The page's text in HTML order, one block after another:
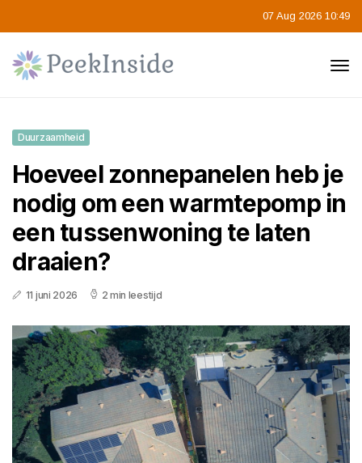
07 Aug 2026 10:49
Duurzaamheid
Hoeveel zonnepanelen heb je
nodig om een warmtepomp in
een tussenwoning te laten
draaien?
11 juni 2026 2 min leestijd